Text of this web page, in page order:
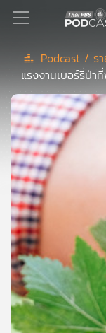
Podcast
เพล
ย์
ลิ
สต์
แนะนำ
เพล
ย์
ลิ
สต์
ของ
คุณ
Podcast / ร
แรงงานเบอร์รี่ป่า